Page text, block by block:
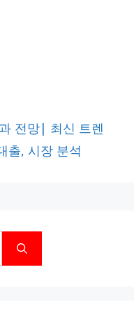
전망| 최신 트렌
출, 시장 분석